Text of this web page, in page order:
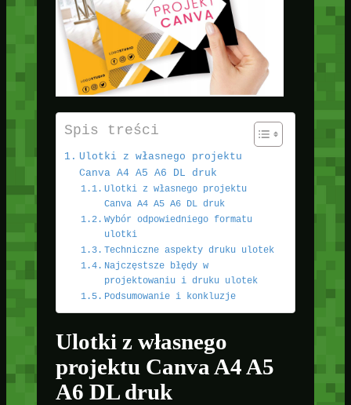
Spis treści
Ulotki z własnego projektu
Canva A4 A5 A6 DL druk
Ulotki z własnego projektu
Canva A4 A5 A6 DL druk
Wybór odpowiedniego formatu
ulotki
Techniczne aspekty druku ulotek
Najczęstsze błędy w
projektowaniu i druku ulotek
Podsumowanie i konkluzje
Ulotki z własnego
projektu Canva A4 A5
A6 DL druk